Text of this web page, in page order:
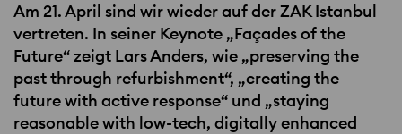
Am 21. April sind wir wieder auf derZAKIstanbul
vertreten. In seiner Keynote „Façades of the
Future“ zeigt Lars Anders, wie „preserving the
past through refurbishment“, „creating the
future with active response“ und „staying
reasonable with low-tech, digitally enhanced